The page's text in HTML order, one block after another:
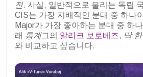
전. 사실, 일반적으로 불리는 독립
CIS는 가장 지배적인 분대 중 하나
Major가 가장 좋아하는 분대 중 하
래 통계그의 알리크 보로베즈, 딱
와 비교하고 싶습니다.